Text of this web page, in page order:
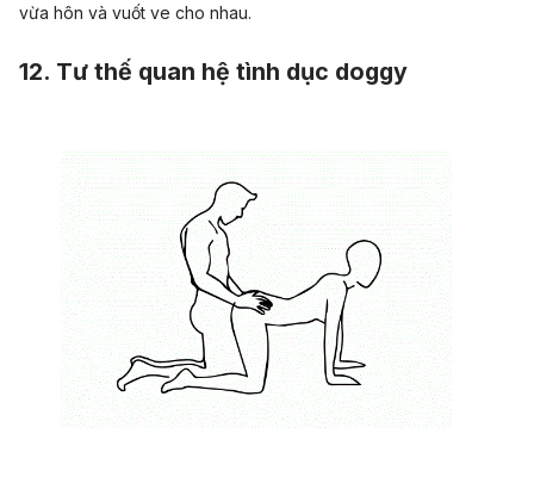
vừa hôn và vuốt ve cho nhau.
12. Tư thế quan hệ tình dục doggy